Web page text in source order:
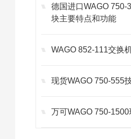
德国进口WAGO 750-
块主要特点和功能
WAGO 852-111交换
现货WAGO 750-555
万可WAGO 750-1500